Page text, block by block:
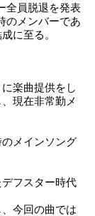
全員脱退を発表
のメンバーであ
に至る。
楽曲提供をし
現在非常勤メ
メインソング
フスター時代
今回の曲では